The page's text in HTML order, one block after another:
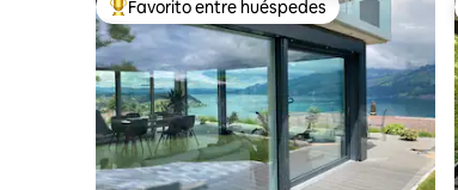
De los mejores en Favorito entre huéspedes
Favorito entre huéspedes